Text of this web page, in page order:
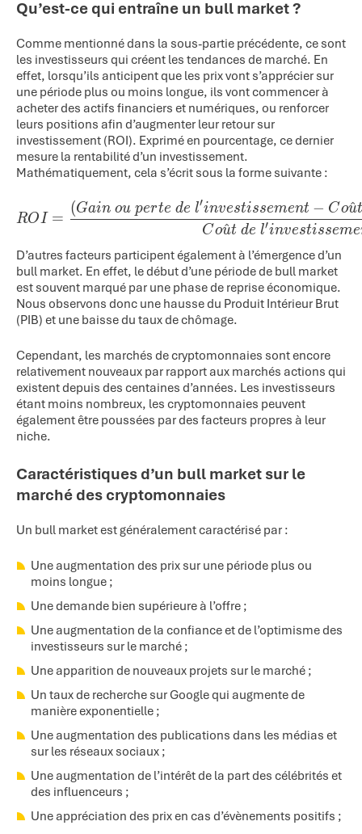
Qu’est-ce qui entraîne un bull market ?
Comme mentionné dans la sous-partie précédente, ce sont
les investisseurs qui créent les tendances de marché. En
effet, lorsqu’ils anticipent que les prix vont s’apprécier sur
une période plus ou moins longue, ils vont commencer à
acheter des actifs financiers et numériques, ou renforcer
leurs positions afin d’augmenter leur retour sur
investissement (ROI). Exprimé en pourcentage, ce dernier
mesure la rentabilité d’un investissement.
Mathématiquement, cela s’écrit sous la forme suivante :
ROI=\frac{\left(Gain\ ou\
ROI =
Cou
^t de l′investisseme
(Gain ou perte de l′investissement − Cou
^t
D’autres facteurs participent également à l’émergence d’un
bull market. En effet, le début d’une période de bull market
est souvent marqué par une phase de reprise économique.
Nous observons donc une hausse du Produit Intérieur Brut
(PIB) et une baisse du taux de chômage.
Cependant, les marchés de cryptomonnaies sont encore
relativement nouveaux par rapport aux marchés actions qui
existent depuis des centaines d’années. Les investisseurs
étant moins nombreux, les cryptomonnaies peuvent
également être poussées par des facteurs propres à leur
niche.
Caractéristiques d’un bull market sur le
marché des cryptomonnaies
Un bull market est généralement caractérisé par :
Une augmentation des prix sur une période plus ou
moins longue ;
Une demande bien supérieure à l’offre ;
Une augmentation de la confiance et de l’optimisme des
investisseurs sur le marché ;
Une apparition de nouveaux projets sur le marché ;
Un taux de recherche sur Google qui augmente de
manière exponentielle ;
Une augmentation des publications dans les médias et
sur les réseaux sociaux ;
Une augmentation de l’intérêt de la part des célébrités et
des influenceurs ;
Une appréciation des prix en cas d’évènements positifs ;